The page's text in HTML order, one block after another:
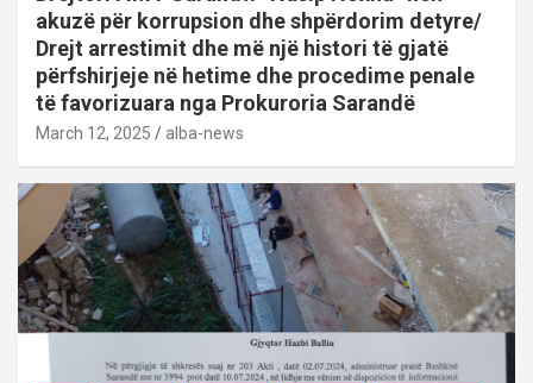
akuzë për korrupsion dhe shpërdorim detyre/
Drejt arrestimit dhe më një histori të gjatë
përfshirjeje në hetime dhe procedime penale
të favorizuara nga Prokuroria Sarandë
March 12, 2025 alba-news